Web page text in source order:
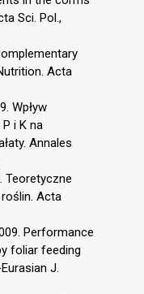
Sci. Pol.,
Acta
Wpływ
i K na
Annales
Teoretyczne
Acta
Performance
foliar feeding
J.